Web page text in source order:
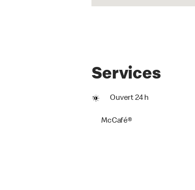
Services
Ouvert 24 h
McCafé®